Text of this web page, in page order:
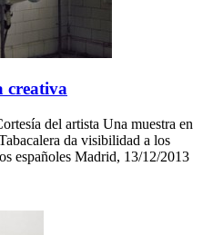
creativa
del artista Una muestra en
da visibilidad a los
españoles Madrid, 13/12/2013